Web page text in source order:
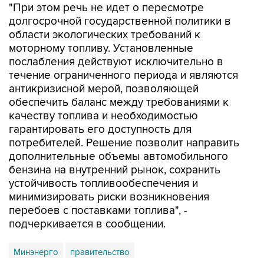
"При этом речь не идет о пересмотре
долгосрочной государственной политики в
области экологических требований к
моторному топливу. Установленные
послабления действуют исключительно в
течение ограниченного периода и являются
антикризисной мерой, позволяющей
обеспечить баланс между требованиями к
качеству топлива и необходимостью
гарантировать его доступность для
потребителей. Решение позволит направить
дополнительные объемы автомобильного
бензина на внутренний рынок, сохранить
устойчивость топливообеспечения и
минимизировать риски возникновения
перебоев с поставками топлива", -
подчеркивается в сообщении.
Минэнерго правительство